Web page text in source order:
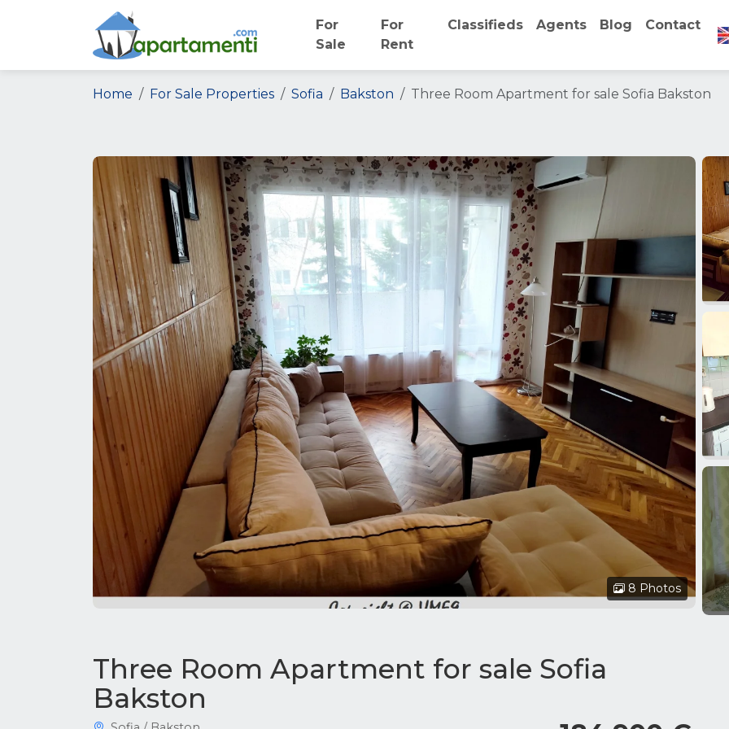
For
Sale
For
Rent
Classifieds Agents Blog Contact
Home For Sale Properties Sofia Bakston Three Room Apartment for sale Sofia Bakston
8 Photos
Three Room Apartment for sale Sofia
Bakston